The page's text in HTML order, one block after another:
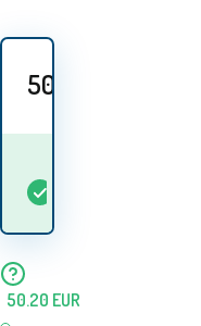
50.60
50.20 EUR